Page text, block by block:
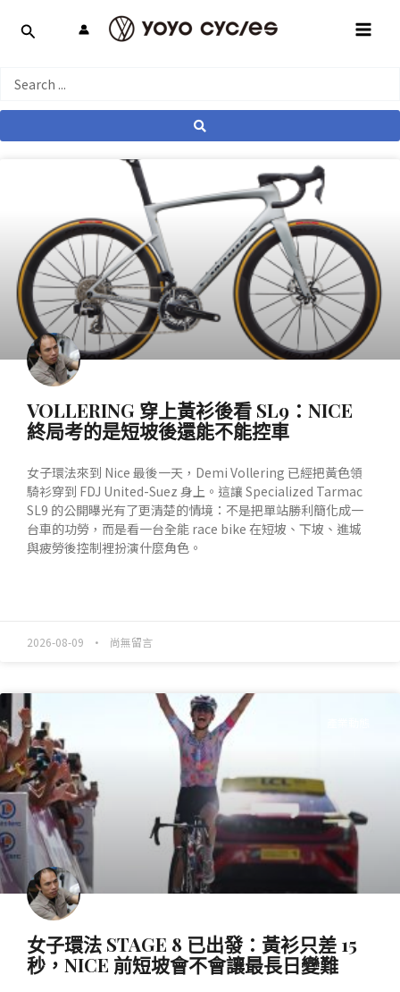
Search
VOLLERING 穿上黃衫後看 SL9：NICE
終局考的是短坡後還能不能控車
女子環法來到 Nice 最後一天，Demi Vollering 已經把黃色領
騎衫穿到 FDJ United-Suez 身上。這讓 Specialized Tarmac
SL9 的公開曝光有了更清楚的情境：不是把單站勝利簡化成一
台車的功勞，而是看一台全能 race bike 在短坡、下坡、進城
與疲勞後控制裡扮演什麼角色。
2026-08-09 尚無留言
女子環法 STAGE 8 已出發：黃衫只差 15
秒，NICE 前短坡會不會讓最長日變難